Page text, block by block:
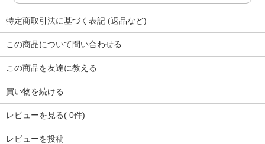
特定商取引法に基づく表記 (返品など)
この商品について問い合わせる
この商品を友達に教える
買い物を続ける
レビューを見る( 0件)
レビューを投稿